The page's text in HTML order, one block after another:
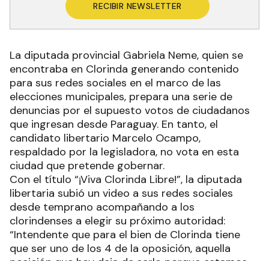
RECIBIR NEWSLETTER
La diputada provincial Gabriela Neme, quien se
encontraba en Clorinda generando contenido
para sus redes sociales en el marco de las
elecciones municipales, prepara una serie de
denuncias por el supuesto votos de ciudadanos
que ingresan desde Paraguay. En tanto, el
candidato libertario Marcelo Ocampo,
respaldado por la legisladora, no vota en esta
ciudad que pretende gobernar.
Con el título “¡Viva Clorinda Libre!”, la diputada
libertaria subió un video a sus redes sociales
desde temprano acompañando a los
clorindenses a elegir su próximo autoridad:
“Intendente que para el bien de Clorinda tiene
que ser uno de los 4 de la oposición, aquella